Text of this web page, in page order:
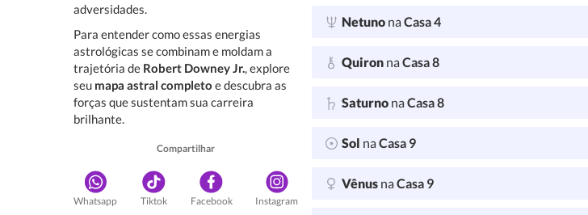
adversidades.
Para entender como essas energias
astrológicas se combinam e moldam a
trajetória de Robert Downey Jr., explore
seu mapa astral completo e descubra as
forças que sustentam sua carreira
brilhante.
Compartilhar
Whatsapp Tiktok Facebook Instagram
Netuno naCasa 4
Quiron naCasa 8
Saturno naCasa 8
Sol naCasa 9
Vênus naCasa 9